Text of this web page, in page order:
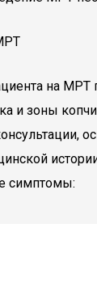
на МРТ
и зоны
симптомы: